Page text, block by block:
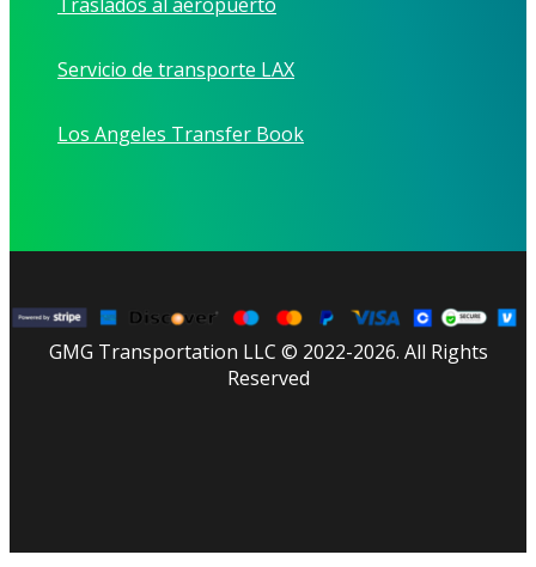
Servicio de transporte LAX
Los Angeles Transfer Book
GMG Transportation LLC © 2022-2026. All Rights
Reserved